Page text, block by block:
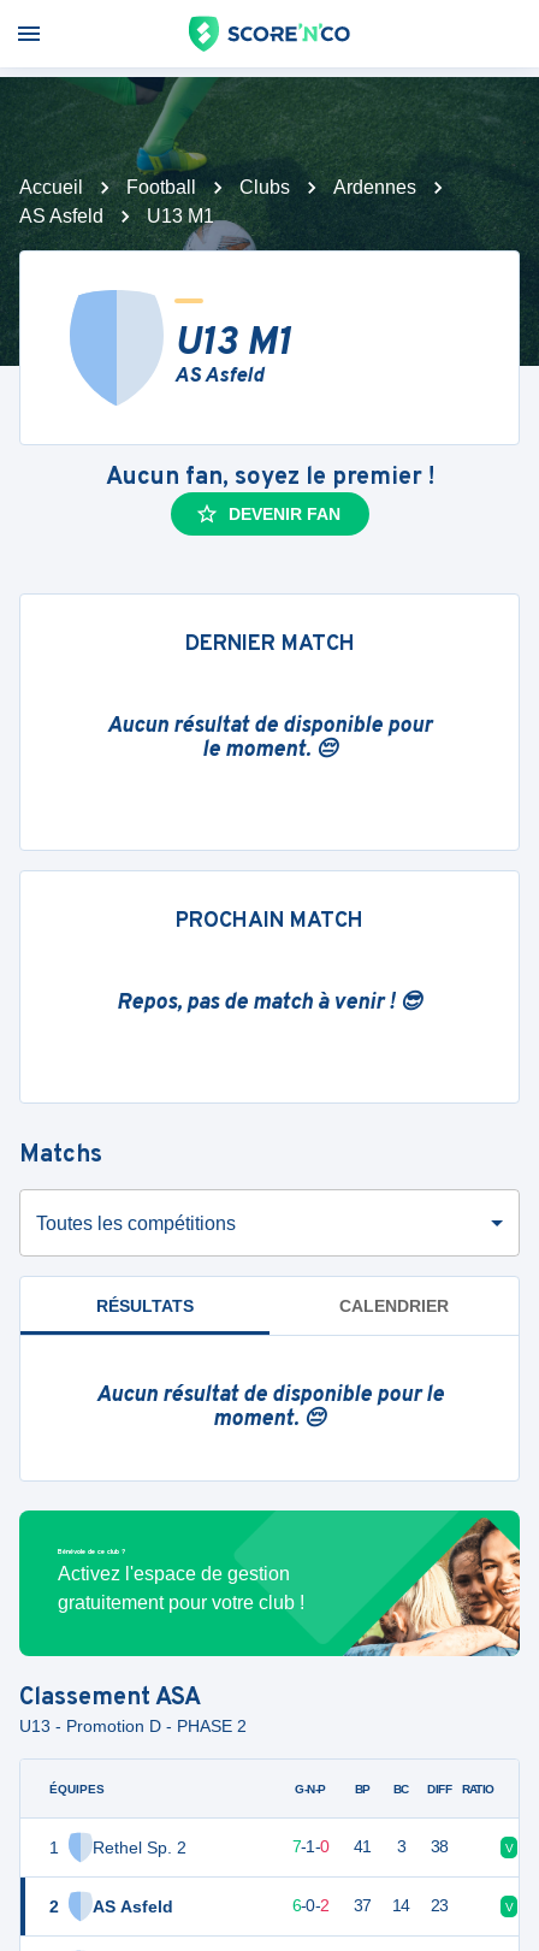
Accueil Football Clubs
Ardennes
AS Asfeld
U13 M1
U13 M1
AS Asfeld
Aucun fan, soyez le premier !
DEVENIR FAN
DERNIER MATCH
Aucun résultat de disponible pour
le moment. 😔
PROCHAIN MATCH
Repos, pas de match à venir ! 😎
Matchs
Toutes les compétitions
RÉSULTATS CALENDRIER
Aucun résultat de disponible pour le
moment. 😔
Bénévole de ce club ?
Activez l'espace de gestion
gratuitement pour votre club !
ClassementASA
U13 - Promotion D - PHASE 2
ÉQUIPES
1 Rethel Sp. 2
2 AS Asfeld
G-N-P BP BC DIFF RATIO
7-1-0 41 3 38 V
6-0-2 37 14 23 V